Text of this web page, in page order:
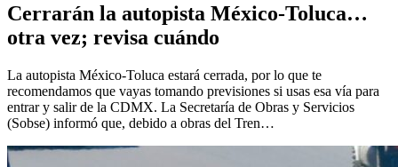
Cerrarán la autopista México-Toluca…
otra vez; revisa cuándo
La autopista México-Toluca estará cerrada, por lo que te
recomendamos que vayas tomando previsiones si usas esa vía para
entrar y salir de la CDMX. La Secretaría de Obras y Servicios
(Sobse) informó que, debido a obras del Tren…